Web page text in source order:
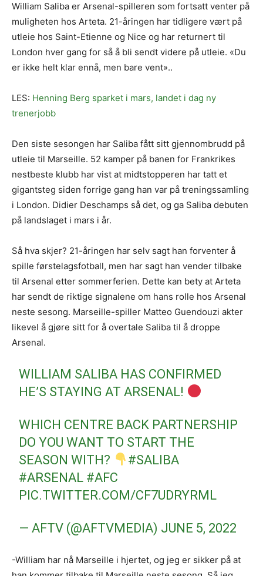
William Saliba er Arsenal-spilleren som fortsatt venter på
muligheten hos Arteta. 21-åringen har tidligere vært på
utleie hos Saint-Etienne og Nice og har returnert til
London hver gang for så å bli sendt videre på utleie. «Du
er ikke helt klar ennå, men bare vent»..
LES: Henning Berg sparket i mars, landet i dag ny
trenerjobb
Den siste sesongen har Saliba fått sitt gjennombrudd på
utleie til Marseille. 52 kamper på banen for Frankrikes
nestbeste klubb har vist at midtstopperen har tatt et
gigantsteg siden forrige gang han var på treningssamling
i London. Didier Deschamps så det, og ga Saliba debuten
på landslaget i mars i år.
Så hva skjer? 21-åringen har selv sagt han forventer å
spille førstelagsfotball, men har sagt han vender tilbake
til Arsenal etter sommerferien. Dette kan bety at Arteta
har sendt de riktige signalene om hans rolle hos Arsenal
neste sesong. Marseille-spiller Matteo Guendouzi akter
likevel å gjøre sitt for å overtale Saliba til å droppe
Arsenal.
WILLIAM SALIBA HAS CONFIRMED
HE’S STAYING AT ARSENAL!
WHICH CENTRE BACK PARTNERSHIP
DO YOU WANT TO START THE
SEASON WITH?
#SALIBA
#ARSENAL #AFC
PIC.TWITTER.COM/CF7UDRYRML
— AFTV (@AFTVMEDIA) JUNE 5, 2022
-William har nå Marseille i hjertet, og jeg er sikker på at